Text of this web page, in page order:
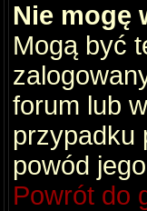
Nie mogę
Mogą być
forum lub
przypadku
powód
Powrót do